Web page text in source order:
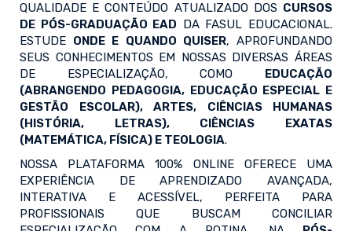
QUALIDADE E CONTEÚDO ATUALIZADO DOS CURSOS
DE PÓS-GRADUAÇÃO EAD DA FASUL EDUCACIONAL.
ESTUDE ONDE E QUANDO QUISER, APROFUNDANDO
SEUS CONHECIMENTOS EM NOSSAS DIVERSAS ÁREAS
DE ESPECIALIZAÇÃO, COMO EDUCAÇÃO
(ABRANGENDO PEDAGOGIA, EDUCAÇÃO ESPECIAL E
GESTÃO ESCOLAR), ARTES, CIÊNCIAS HUMANAS
(HISTÓRIA, LETRAS), CIÊNCIAS EXATAS
(MATEMÁTICA, FÍSICA) E TEOLOGIA.
NOSSA PLATAFORMA 100% ONLINE OFERECE UMA
EXPERIÊNCIA DE APRENDIZADO AVANÇADA,
INTERATIVA E ACESSÍVEL, PERFEITA PARA
PROFISSIONAIS QUE BUSCAM CONCILIAR